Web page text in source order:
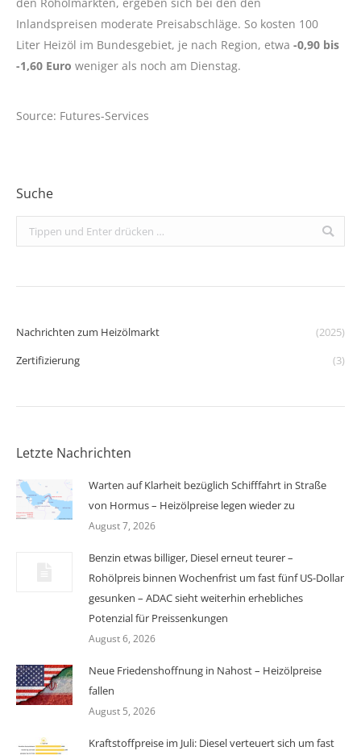
Inlandspreisen moderate Preisabschläge. So kosten 100
Liter Heizöl im Bundesgebiet, je nach Region, etwa -0,90 bis
-1,60 Euro weniger als noch am Dienstag.
Source: Futures-Services
Suche
Search:
Nachrichten zum Heizölmarkt
(2025)
Zertifizierung
(3)
Letzte Nachrichten
Warten auf Klarheit bezüglich Schifffahrt in Straße
von Hormus – Heizölpreise legen wieder zu
August 7, 2026
Benzin etwas billiger, Diesel erneut teurer –
Rohölpreis binnen Wochenfrist um fast fünf US-Dollar
gesunken – ADAC sieht weiterhin erhebliches
Potenzial für Preissenkungen
August 6, 2026
Neue Friedenshoffnung in Nahost – Heizölpreise
fallen
August 5, 2026
Kraftstoffpreise im Juli: Diesel verteuert sich um fast